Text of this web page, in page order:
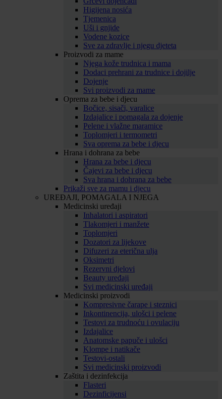
Higijena nosića
Tjemenica
Uši i gnjide
Vodene kozice
Sve za zdravlje i njegu djeteta
Proizvodi za mame
Njega kože trudnica i mama
Dodaci prehrani za trudnice i dojilje
Dojenje
Svi proizvodi za mame
Oprema za bebe i djecu
Bočice, sisači, varalice
Izdajalice i pomagala za dojenje
Pelene i vlažne maramice
Toplomjeri i termometri
Sva oprema za bebe i djecu
Hrana i dohrana za bebe
Hrana za bebe i djecu
Čajevi za bebe i djecu
Sva hrana i dohrana za bebe
Prikaži sve za mamu i djecu
UREĐAJI, POMAGALA I NJEGA
Medicinski uređaji
Inhalatori i aspiratori
Tlakomjeri i manžete
Toplomjeri
Dozatori za lijekove
Difuzeri za eterična ulja
Oksimetri
Rezervni djelovi
Beauty uređaji
Svi medicinski uređaji
Medicinski proizvodi
Kompresivne čarape i steznici
Inkontinencija, ulošci i pelene
Testovi za trudnoću i ovulaciju
Izdajalice
Anatomske papuče i ulošci
Klompe i natikače
Testovi-ostali
Svi medicinski proizvodi
Zaštita i dezinfekcija
Flasteri
Dezinficijensi